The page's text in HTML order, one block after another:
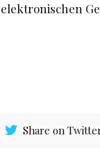
Share on